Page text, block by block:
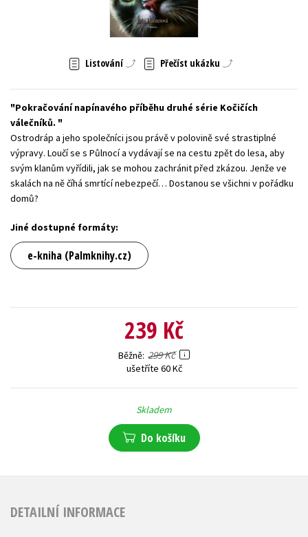
Zahraniční literatura
Listování Přečíst ukázku
Pokračování napínavého příběhu druhé série Kočičích
válečníků.
Ostrodráp a jeho společníci jsou právě v polovině své strastiplné
výpravy. Loučí se s Půlnocí a vydávají se na cestu zpět do lesa, aby
svým klanům vyřídili, jak se mohou zachránit před zkázou. Jenže ve
skalách na ně číhá smrtící nebezpečí… Dostanou se všichni v pořádku
domů?
Jiné dostupné formáty:
e-kniha (Palmknihy.cz)
239 Kč
Běžně 299 Kč
ušetříte 60 Kč
Skladem
Do košíku
DETAILNÍ INFORMACE